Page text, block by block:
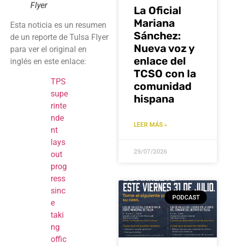
Flyer
Esta noticia es un resumen
de un reporte de Tulsa Flyer
para ver el original en
inglés en este enlace:
TPS
supe
rinte
nde
nt
lays
out
prog
ress
sinc
e
taki
ng
offic
La Oficial
Mariana
Sánchez:
Nueva voz y
enlace del
TCSO con la
comunidad
hispana
LEER MÁS »
29/07/2026
PODCAST